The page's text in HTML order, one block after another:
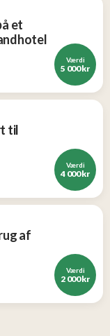
et
Værdi
5 000 kr
til
Værdi
4 000 kr
af
Værdi
2 000 kr